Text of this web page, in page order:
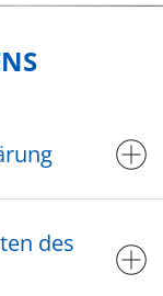
des